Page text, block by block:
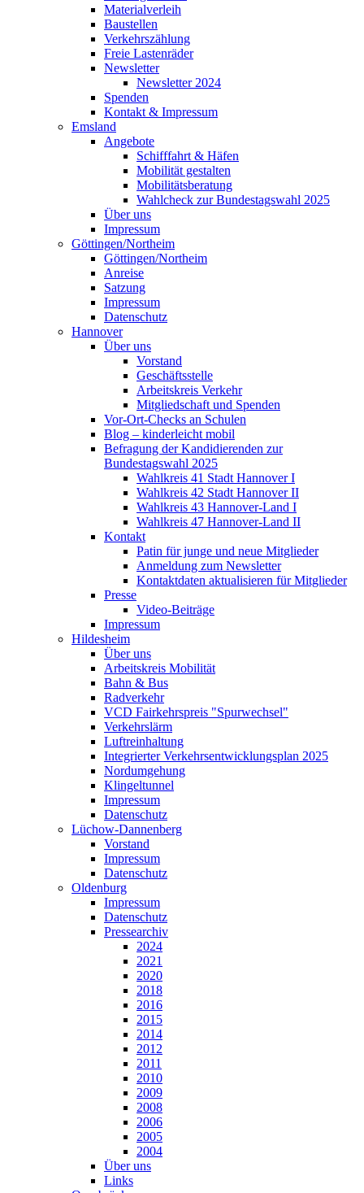
Materialverleih
Baustellen
Verkehrszählung
Freie Lastenräder
Newsletter
Newsletter 2024
Spenden
Kontakt & Impressum
Emsland
Angebote
Schifffahrt & Häfen
Mobilität gestalten
Mobilitätsberatung
Wahlcheck zur Bundestagswahl 2025
Über uns
Impressum
Göttingen/Northeim
Göttingen/Northeim
Anreise
Satzung
Impressum
Datenschutz
Hannover
Über uns
Vorstand
Geschäftsstelle
Arbeitskreis Verkehr
Mitgliedschaft und Spenden
Vor-Ort-Checks an Schulen
Blog – kinderleicht mobil
Befragung der Kandidierenden zur
Bundestagswahl 2025
Wahlkreis 41 Stadt Hannover I
Wahlkreis 42 Stadt Hannover II
Wahlkreis 43 Hannover-Land I
Wahlkreis 47 Hannover-Land II
Kontakt
Patin für junge und neue Mitglieder
Anmeldung zum Newsletter
Kontaktdaten aktualisieren für Mitglieder
Presse
Video-Beiträge
Impressum
Hildesheim
Über uns
Arbeitskreis Mobilität
Bahn & Bus
Radverkehr
VCD Fairkehrspreis "Spurwechsel"
Verkehrslärm
Luftreinhaltung
Integrierter Verkehrsentwicklungsplan 2025
Nordumgehung
Klingeltunnel
Impressum
Datenschutz
Lüchow-Dannenberg
Vorstand
Impressum
Datenschutz
Oldenburg
Impressum
Datenschutz
Pressearchiv
2024
2021
2020
2018
2016
2015
2014
2012
2011
2010
2009
2008
2006
2005
2004
Über uns
Links